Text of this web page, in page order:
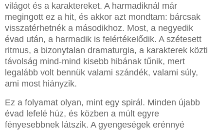
világot és a karaktereket. A harmadiknál már
megingott ez a hit, és akkor azt mondtam: bárcsak
visszatérhetnék a másodikhoz. Most, a negyedik
évad után, a harmadik is felértékelődik. A szétesett
ritmus, a bizonytalan dramaturgia, a karakterek közti
távolság mind-mind kisebb hibának tűnik, mert
legalább volt bennük valami szándék, valami súly,
ami most hiányzik.
Ez a folyamat olyan, mint egy spirál. Minden újabb
évad lefelé húz, és közben a múlt egyre
fényesebbnek látszik. A gyengeségek erénnyé